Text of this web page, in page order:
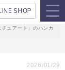
SHOP
チュアート」のハンカ
2026/01/29